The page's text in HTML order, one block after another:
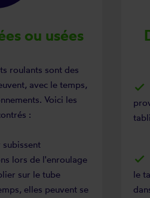
ou usées
roulants sont des
avec le temps,
Voici les
:
subissent
lors de l'enroulage
sur le tube
elles peuvent se
le